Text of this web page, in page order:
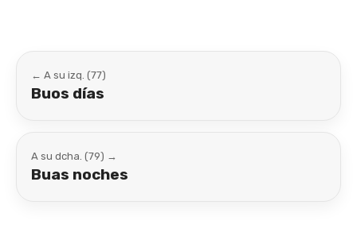
← A su izq. (77)
Buos días
A su dcha. (79) →
Buas noches